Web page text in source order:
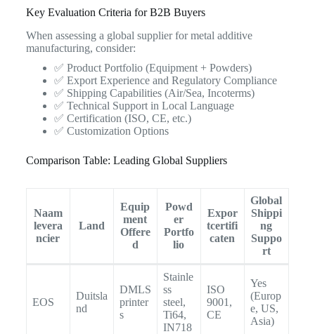
Key Evaluation Criteria for B2B Buyers
When assessing a global supplier for metal additive
manufacturing, consider:
✅ Product Portfolio (Equipment + Powders)
✅ Export Experience and Regulatory Compliance
✅ Shipping Capabilities (Air/Sea, Incoterms)
✅ Technical Support in Local Language
✅ Certification (ISO, CE, etc.)
✅ Customization Options
Comparison Table: Leading Global Suppliers
Naam
levera
ncier
Land
Equip
ment
Offere
d
Powd
er
Portfo
lio
Expor
tcertifi
caten
Global
Shippi
ng
Suppo
rt
EOS
Duitsla
nd
DMLS
printer
s
Stainle
ss
steel,
Ti64,
IN718
ISO
9001,
CE
Yes
(Europ
e, US,
Asia)